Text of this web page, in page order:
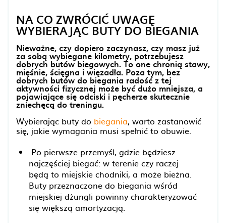
NA CO ZWRÓCIĆ UWAGĘ
WYBIERAJĄC BUTY DO BIEGANIA
Nieważne, czy dopiero zaczynasz, czy masz już
za sobą wybiegane kilometry, potrzebujesz
dobrych butów biegowych. To one chronią stawy,
mięśnie, ścięgna i więzadła. Poza tym, bez
dobrych butów do biegania radość z tej
aktywności fizycznej może być dużo mniejsza, a
pojawiające się odciski i pęcherze skutecznie
zniechęcą do treningu.
Wybierając buty do biegania, warto zastanowić
się, jakie wymagania musi spełnić to obuwie.
Po pierwsze przemyśl, gdzie będziesz
najczęściej biegać: w terenie czy raczej
będą to miejskie chodniki, a może bieżna.
Buty przeznaczone do biegania wśród
miejskiej dżungli powinny charakteryzować
się większą amortyzacją.